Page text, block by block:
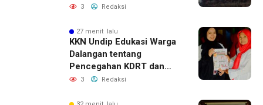
Dugaan Keterkaitan
3 Redaksi
27 menit lalu
KKN Undip Edukasi Warga
Dalangan tentang
Pencegahan KDRT dan
Komunikasi Keluarga
3 Redaksi